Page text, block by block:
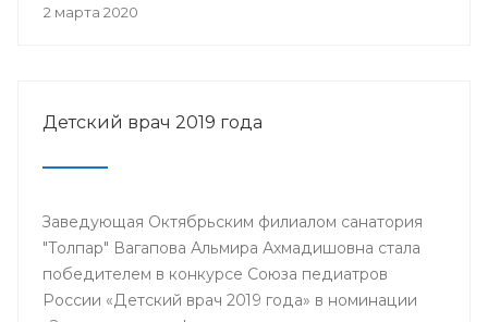
2 марта 2020
Детский врач 2019 года
Заведующая Октябрьским филиалом санатория
"Толпар" Вагапова Альмира Ахмадишовна стала
победителем в конкурсе Союза педиатров
России «Детский врач 2019 года» в номинации